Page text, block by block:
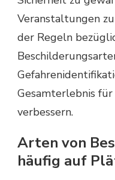
Veranstaltungen
der Regeln
Gesamterlebnis
verbessern.
Arten von
häufig auf